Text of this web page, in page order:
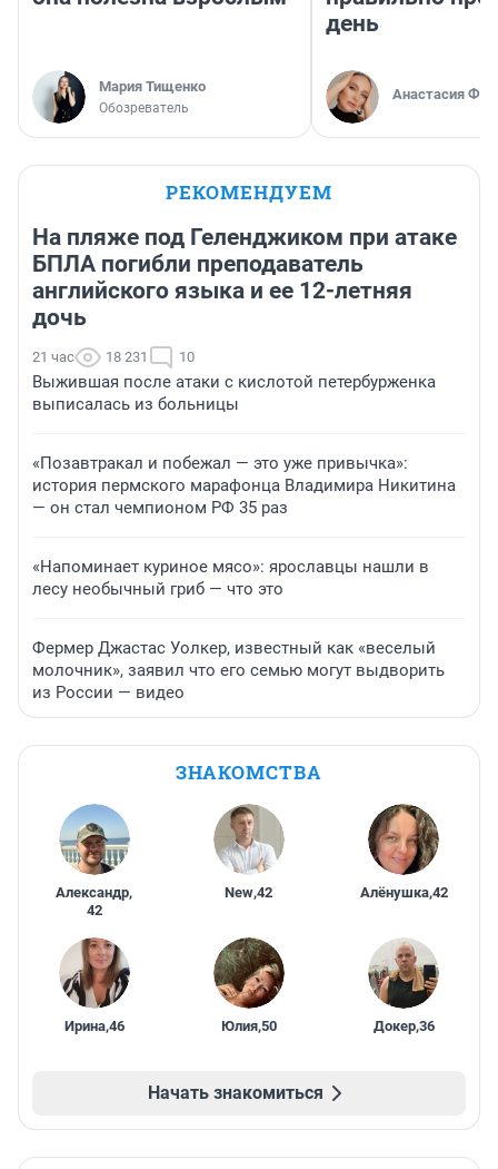
Мария Тищенко
Обозреватель
день
Анастасия
РЕКОМЕНДУЕМ
На пляже под Геленджиком при атаке
БПЛА погибли преподаватель
английского языка и ее 12-летняя
дочь
21 час 18 231 10
Выжившая после атаки с кислотой петербурженка
выписалась из больницы
«Позавтракал и побежал — это уже привычка»:
история пермского марафонца Владимира Никитина
— он стал чемпионом РФ 35 раз
«Напоминает куриное мясо»: ярославцы нашли в
лесу необычный гриб — что это
Фермер Джастас Уолкер, известный как «веселый
молочник», заявил что его семью могут выдворить
из России — видео
ЗНАКОМСТВА
Александр,
42
New,42 Алёнушка,42
Ирина,46 Юлия,50 Докер,36
Начать знакомиться